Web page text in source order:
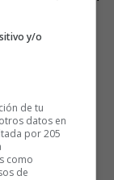
y/o
de tu
datos en
por 205
como
de